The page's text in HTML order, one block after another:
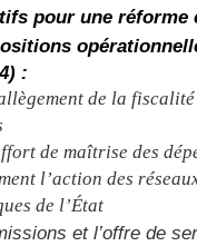
pour une réforme
:
de la
de maîtrise des
l’action des
de l’État
et l’offre de